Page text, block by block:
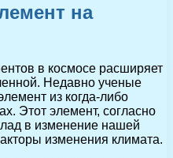
на
в космосе расширяет
Недавно ученые
из когда-либо
Этот элемент, согласно
в изменение нашей
изменения климата.